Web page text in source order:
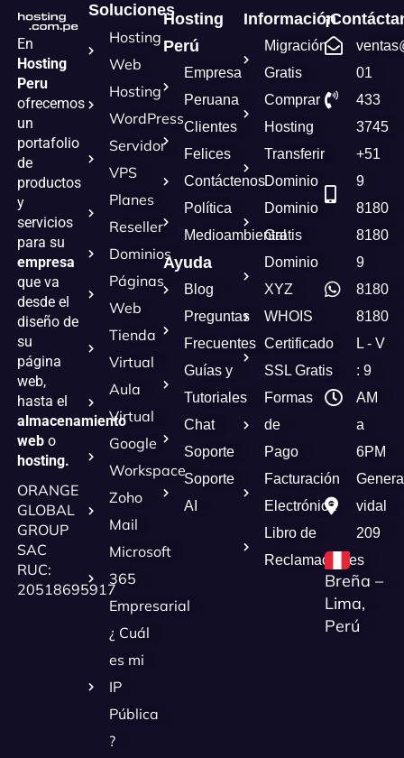
En
Hosting
Peru
ofrecemos
un
portafolio
de
productos
y
servicios
para su
empresa
que va
desde el
diseño de
su
página
web,
hasta el
almacenamiento
webo
hosting.
ORANGE
GLOBAL
GROUP
SAC
RUC:
20518695917
Soluciones
Hosting
Web
Hosting
WordPress
Servidor
VPS
Planes
Reseller
Dominios
Páginas
Web
Tienda
Virtual
Aula
Virtual
Google
Workspace
Zoho
Mail
Microsoft
365
Empresarial
¿ Cuál
es mi
IP
Pública
?
Hosting
Perú
Empresa
Peruana
Clientes
Felices
Contáctenos
Política
Medioambiental
Ayuda
Blog
Preguntas
Frecuentes
Guías y
Tutoriales
Chat
Soporte
Soporte
AI
Información
Migración
Gratis
Comprar
Hosting
Transferir
Dominio
Dominio
Gratis
Dominio
XYZ
WHOIS
Certificado
SSL Gratis
Formas
de
Pago
Facturación
Electrónica
Libro de
Reclamaciones
01
433
3745
+51
9
8180
8180
9
8180
8180
L - V
: 9
AM
a
6PM
vidal
209
Breña –
Lima,
Perú